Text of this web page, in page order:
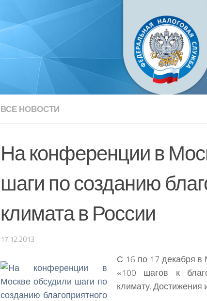
ВСЕ НОВОСТИ
На конференции в
шаги по созданию
климата в России
17.12.2013
С 16 по 17 декабря в
«100 шагов к
климату.